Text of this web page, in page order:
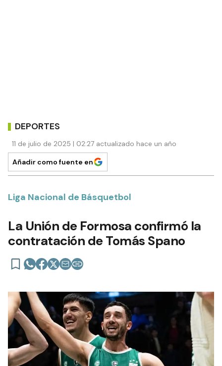
DEPORTES
11 de julio de 2025 | 02:27 actualizado hace un año
Añadir como fuente en
Liga Nacional de Básquetbol
La Unión de Formosa confirmó la
contratación de Tomás Spano